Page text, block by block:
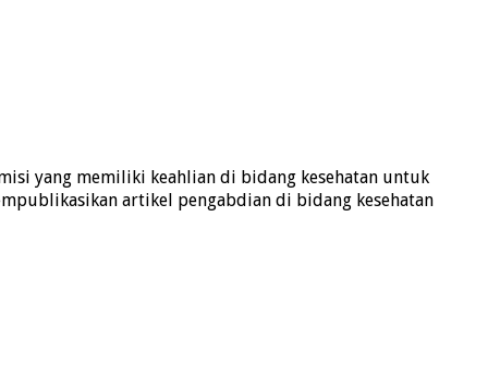
yang memiliki keahlian di bidang kesehatan untuk
artikel pengabdian di bidang kesehatan